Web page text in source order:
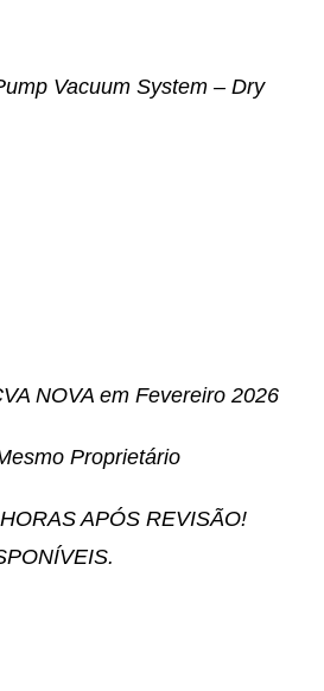
Vacuum System – Dry
NOVA em Fevereiro 2026
Proprietário
APÓS REVISÃO!